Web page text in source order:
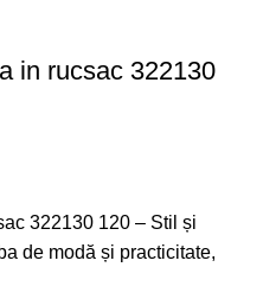
in rucsac 322130
322130 120 – Stil și
de modă și practicitate,